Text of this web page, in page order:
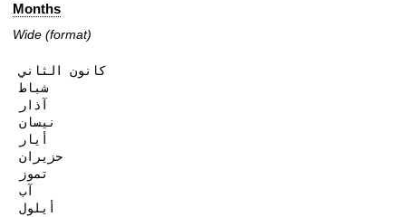
Months
Wide (format)
كانون الثاني
شباط
آذار
نيسان
أيار
حزيران
تموز
آب
أيلول